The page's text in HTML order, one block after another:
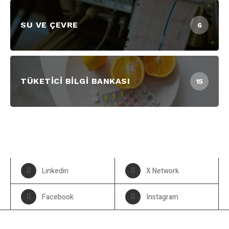
SU VE ÇEVRE 6
TÜKETICI BILGI BANKASI 15
Linkedin X Network
Facebook Instagram